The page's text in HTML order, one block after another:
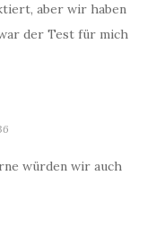
aber wir haben
der Test für mich
würden wir auch